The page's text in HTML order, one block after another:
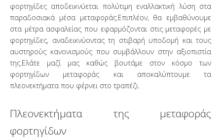
φορτηγίδες αποδεικνύεται πολύτιμη εναλλακτική λύση στα
παραδοσιακά μέσα μεταφοράς.Επιπλέον, θα εμβαθύνουμε
στα μέτρα ασφαλείας που εφαρμόζονται στις μεταφορές με
φορτηγίδες, αναδεικνύοντας τη στιβαρή υποδομή και τους
αυστηρούς κανονισμούς που συμβάλλουν στην αξιοπιστία
της.Ελάτε μαζί μας καθώς βουτάμε στον κόσμο των
φορτηγίδων μεταφοράς και αποκαλύπτουμε τα
πλεονεκτήματα που φέρνει στο τραπέζι.
Πλεονεκτήματα της μεταφοράς
φορτηγίδων